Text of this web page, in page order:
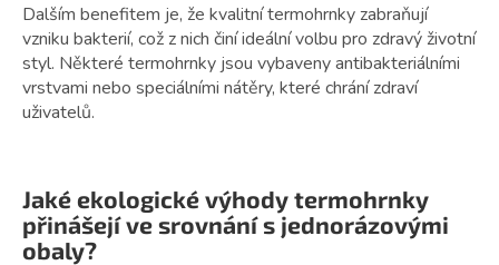
Dalším benefitem je, že kvalitní termohrnky zabraňují
vzniku bakterií, což z nich činí ideální volbu pro zdravý životní
styl. Některé termohrnky jsou vybaveny antibakteriálními
vrstvami nebo speciálními nátěry, které chrání zdraví
uživatelů.
Jaké ekologické výhody termohrnky
přinášejí ve srovnání s jednorázovými
obaly?